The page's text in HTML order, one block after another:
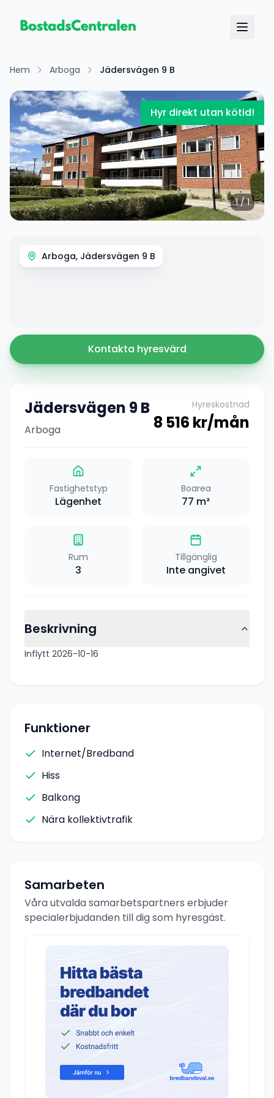
Hem Arboga Jädersvägen 9 B
Hyr direkt utan kötid!
1/1
Arboga, Jädersvägen 9 B
Kontakta hyresvärd
Jädersvägen 9 B
Arboga
Hyreskostnad
8 516 kr/mån
Fastighetstyp
Lägenhet
Boarea
77 m²
Rum
3
Tillgänglig
Inte angivet
Beskrivning
Inflytt 2026-10-16
Funktioner
Internet/Bredband
Hiss
Balkong
Nära kollektivtrafik
Samarbeten
Våra utvalda samarbetspartners erbjuder
specialerbjudanden till dig som hyresgäst.